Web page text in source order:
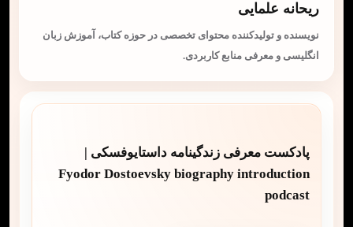
ریحانه علمایی
نویسنده و تولیدکننده محتوای تخصصی در حوزه کتاب، آموزش زبان
انگلیسی و معرفی منابع کاربردی.
پادکست معرفی زندگینامه داستایوفسکی |
Fyodor Dostoevsky biography introduction
podcast